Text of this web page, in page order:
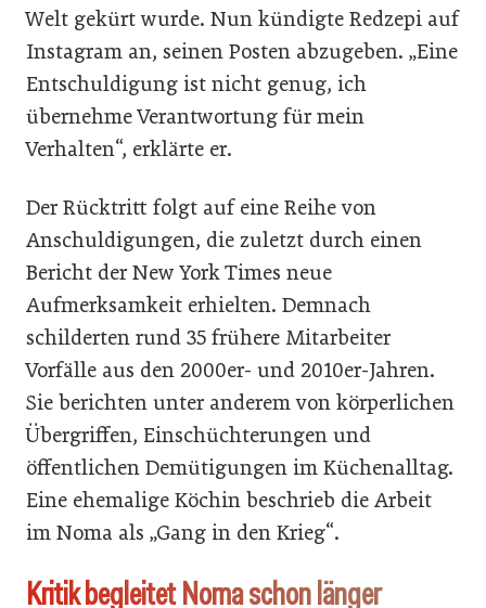
Welt gekürt wurde. Nun kündigte Redzepi auf
Instagram an, seinen Posten abzugeben. „Eine
Entschuldigung ist nicht genug, ich
übernehme Verantwortung für mein
Verhalten“, erklärte er.
Der Rücktritt folgt auf eine Reihe von
Anschuldigungen, die zuletzt durch einen
Bericht der New York Times neue
Aufmerksamkeit erhielten. Demnach
schilderten rund 35 frühere Mitarbeiter
Vorfälle aus den 2000er- und 2010er-Jahren.
Sie berichten unter anderem von körperlichen
Übergriffen, Einschüchterungen und
öffentlichen Demütigungen im Küchenalltag.
Eine ehemalige Köchin beschrieb die Arbeit
im Noma als „Gang in den Krieg“.
Kritik begleitet Noma schon länger